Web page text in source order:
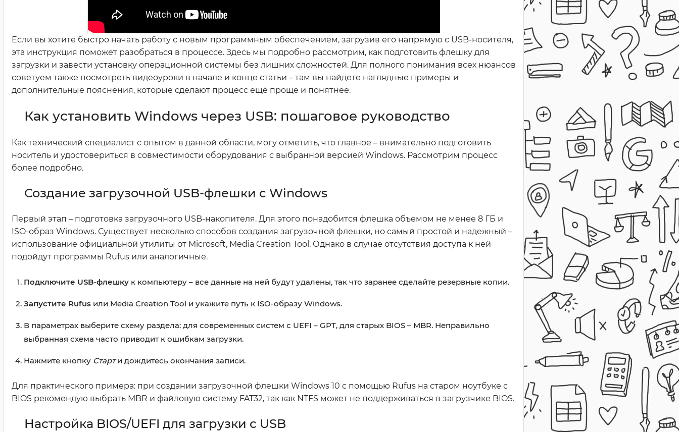
Если вы хотите быстро начать работу с новым программным обеспечением, загрузив его напрямую с USB-носителя,
эта инструкция поможет разобраться в процессе. Здесь мы подробно рассмотрим, как подготовить флешку для
загрузки и завести установку операционной системы без лишних сложностей. Для полного понимания всех нюансов
советуем также посмотреть видеоуроки в начале и конце статьи – там вы найдете наглядные примеры и
дополнительные пояснения, которые сделают процесс ещё проще и понятнее.
Как установить Windows через USB: пошаговое руководство
Как технический специалист с опытом в данной области, могу отметить, что главное – внимательно подготовить
носитель и удостовериться в совместимости оборудования с выбранной версией Windows. Рассмотрим процесс
более подробно.
Создание загрузочной USB-флешки с Windows
Первый этап – подготовка загрузочного USB-накопителя. Для этого понадобится флешка объемом не менее 8 ГБ и
ISO-образ Windows. Существует несколько способов создания загрузочной флешки, но самый простой и надежный –
использование официальной утилиты от Microsoft, Media Creation Tool. Однако в случае отсутствия доступа к ней
подойдут программы Rufus или аналогичные.
Подключите USB-флешку к компьютеру – все данные на ней будут удалены, так что заранее сделайте резервные копии.
Запустите Rufus или Media Creation Tool и укажите путь к ISO-образу Windows.
В параметрах выберите схему раздела: для современных систем с UEFI – GPT, для старых BIOS – MBR. Неправильно
выбранная схема часто приводит к ошибкам загрузки.
Нажмите кнопку Старти дождитесь окончания записи.
Для практического примера: при создании загрузочной флешки Windows 10 с помощью Rufus на старом ноутбуке с
BIOS рекомендую выбрать MBR и файловую систему FAT32, так как NTFS может не поддерживаться в загрузчике BIOS.
Настройка BIOS/UEFI для загрузки с USB